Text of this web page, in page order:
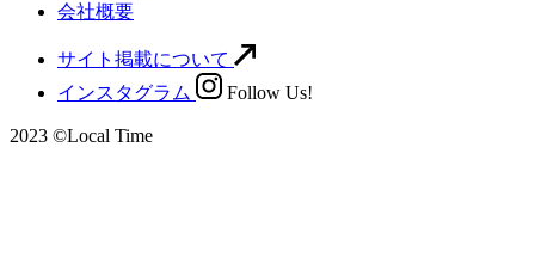
会社概要
サイト掲載について
インスタグラム
Follow Us!
2023 ©Local Time